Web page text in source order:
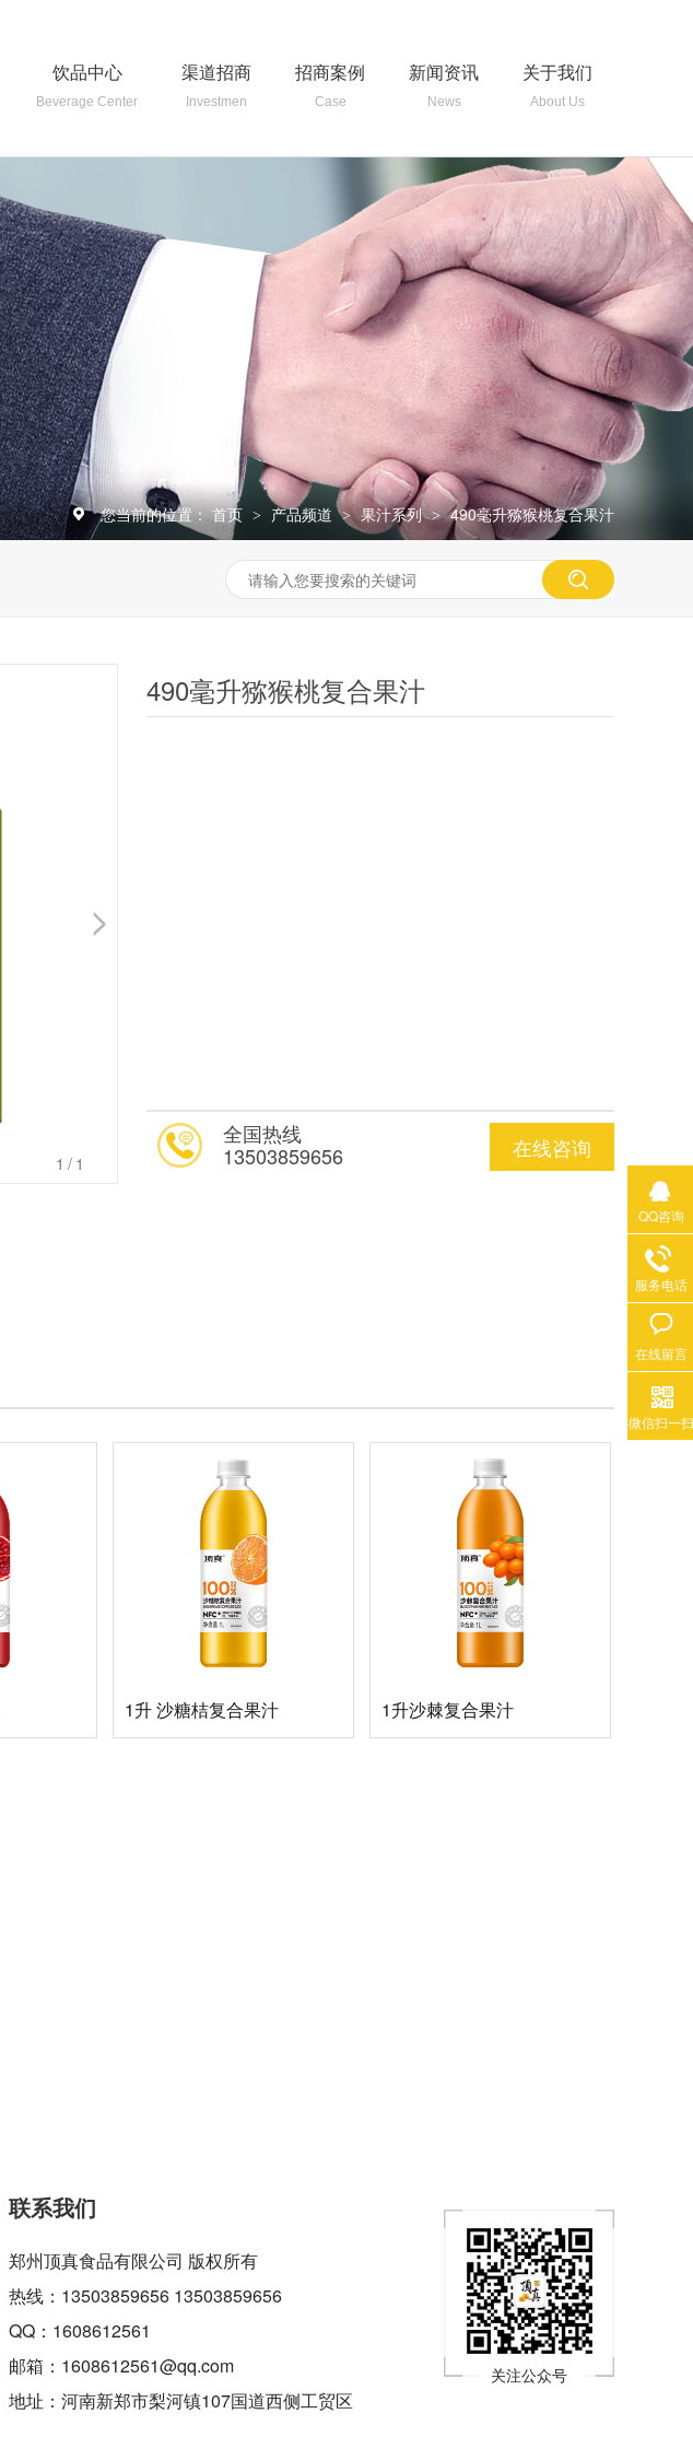
饮品中心
Beverage Center
渠道招商
Investmen
招商案例
Case
新闻资讯
News
关于我们
About Us
您当前的位置： 首页 > 产品频道 > 果汁系列 > 490毫升猕猴桃复合果汁
1/1
490毫升猕猴桃复合果汁
在线咨询
全国热线
13503859656
1升 沙糖桔复合果汁 1升沙棘复合果汁
联系我们
郑州顶真食品有限公司 版权所有
热线：13503859656 13503859656
QQ：1608612561
邮箱：1608612561@qq.com
地址：河南新郑市梨河镇107国道西侧工贸区
关注公众号
QQ咨询
服务电话
在线留言
微信扫一扫